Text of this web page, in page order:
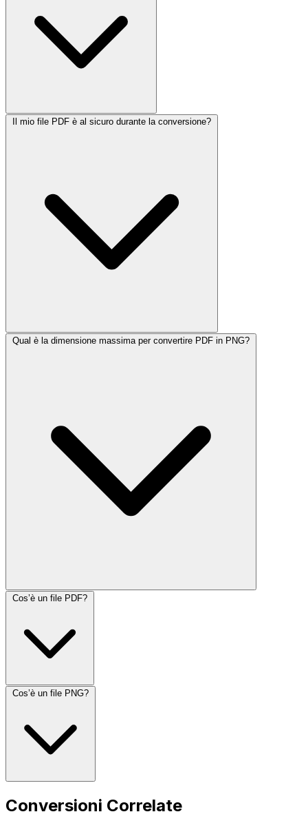
Il mio file PDF è al sicuro durante la conversione?
Qual è la dimensione massima per convertire PDF in PNG?
Cos’è un file PDF?
Cos’è un file PNG?
Conversioni Correlate